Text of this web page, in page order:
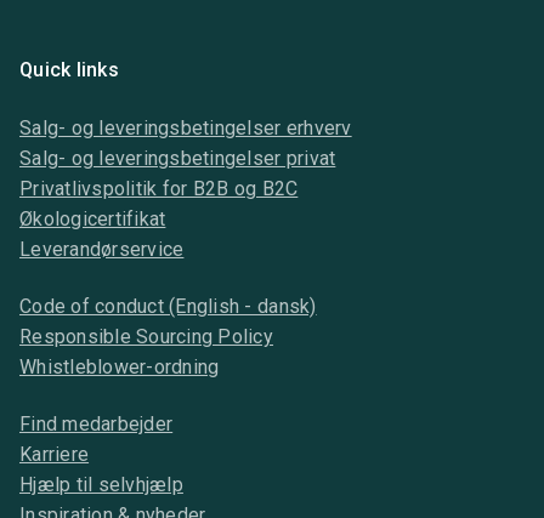
Quick links
Salg- og leveringsbetingelser erhverv
Salg- og leveringsbetingelser privat
Privatlivspolitik for B2B og B2C
Økologicertifikat
Leverandørservice
Code of conduct (English - dansk)
Responsible Sourcing Policy
Whistleblower-ordning
Find medarbejder
Karriere
Hjælp til selvhjælp